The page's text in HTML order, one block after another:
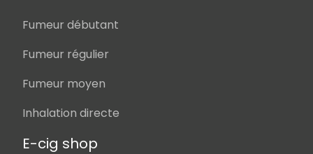
Fumeur débutant
Fumeur régulier
Fumeur moyen
Inhalation directe
E-cig shop